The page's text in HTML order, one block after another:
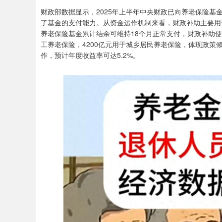
财政部数据显示，2025年上半年中央财政已向养老保险
了基金的支付能力。从资金运作机制来看，财政补助主要
养老保险基金累计结余可维持18个月正常支付，财政补助
工养老保险，4200亿元用于城乡居民养老保险，体现政策
作，预计年度收益率可达5.2%。